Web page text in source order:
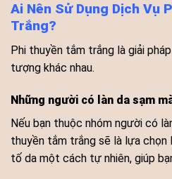
Ai Nên Sử Dụng Dịch Vụ
Trắng?
Phi thuyền tắm trắng là giải
tượng khác nhau.
Những người có làn da sạm
Nếu bạn thuộc nhóm người có
thuyền tắm trắng sẽ là lựa
tố da một cách tự nhiên, giúp